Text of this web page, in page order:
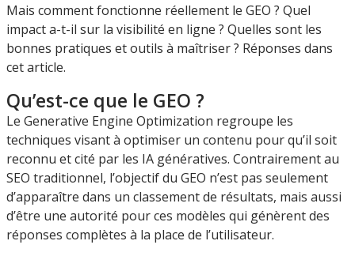
Mais comment fonctionne réellement le GEO ? Quel
impact a-t-il sur la visibilité en ligne ? Quelles sont les
bonnes pratiques et outils à maîtriser ? Réponses dans
cet article.
Qu’est-ce que le GEO ?
Le Generative Engine Optimization regroupe les
techniques visant à optimiser un contenu pour qu’il soit
reconnu et cité par les IA génératives. Contrairement au
SEO traditionnel, l’objectif du GEO n’est pas seulement
d’apparaître dans un classement de résultats, mais aussi
d’être une autorité pour ces modèles qui génèrent des
réponses complètes à la place de l’utilisateur.